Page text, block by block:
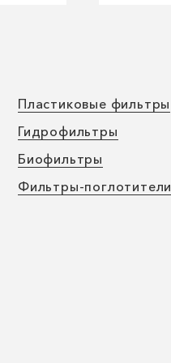
Пластиковые фильтры
Гидрофильтры
Биофильтры
Фильтры-поглотители